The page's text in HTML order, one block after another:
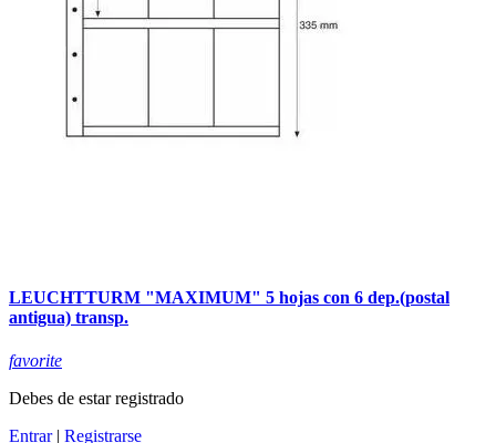
LEUCHTTURM "MAXIMUM" 5 hojas con 6 dep.(postal
antigua) transp.
favorite
Debes de estar registrado
Entrar| Registrarse